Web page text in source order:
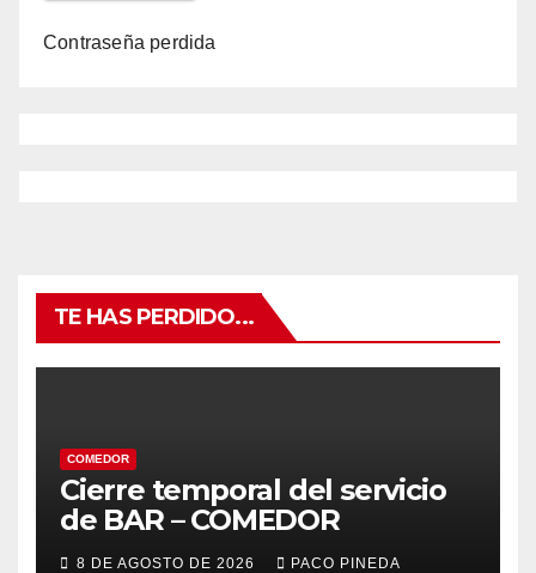
Contraseña perdida
TE HAS PERDIDO...
COMEDOR
Cierre temporal del servicio
de BAR – COMEDOR
8 DE AGOSTO DE 2026 PACO PINEDA